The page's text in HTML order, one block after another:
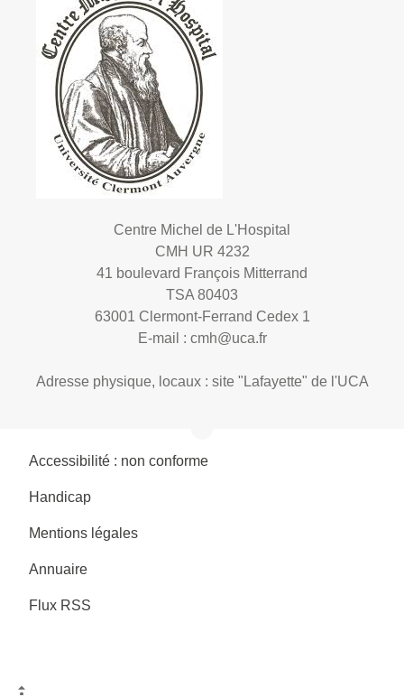
Centre Michel de L'Hospital
CMH UR 4232
41 boulevard François Mitterrand
TSA 80403
63001 Clermont-Ferrand Cedex 1
E-mail : cmh@uca.fr
Adresse physique, locaux : site "Lafayette" de l'UCA
Accessibilité : non conforme
Handicap
Mentions légales
Annuaire
Flux RSS